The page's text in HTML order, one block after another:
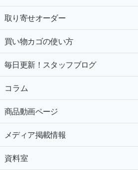
取り寄せオーダー
買い物カゴの使い方
毎日更新！スタッフブログ
コラム
商品動画ページ
メディア掲載情報
資料室